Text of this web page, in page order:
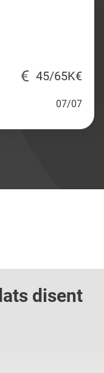
45/65K€
07/07
disent